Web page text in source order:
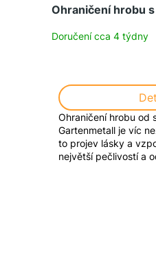
Ohraničení hrobu s
Doručení cca 4 týdny
Ohraničení hrobu od
Gartenmetall je víc
to projev lásky a
největší pečlivostí a